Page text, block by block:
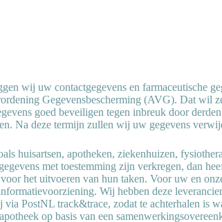
wij uw contactgegevens en farmaceutische
Gegevensbescherming (AVG). Dat wil
goed beveiligen tegen inbreuk door
Na deze termijn zullen wij uw gegevens
huisartsen, apotheken, ziekenhuizen,
met toestemming zijn verkregen, dan
het uitvoeren van hun taken. Voor uw en
Wij hebben deze
PostNL track&trace, zodat te achterhalen is
op basis van een